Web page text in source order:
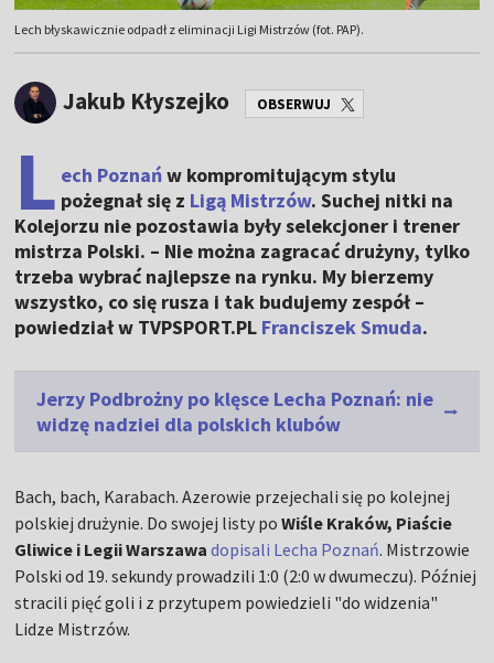
Lech błyskawicznie odpadł z eliminacji Ligi Mistrzów (fot. PAP).
Jakub Kłyszejko OBSERWUJ
L ech Poznańw kompromitującym stylu
pożegnał się z Ligą Mistrzów. Suchej nitki na
Kolejorzu nie pozostawia były selekcjoner i trener
mistrza Polski. – Nie można zagracać drużyny, tylko
trzeba wybrać najlepsze na rynku. My bierzemy
wszystko, co się rusza i tak budujemy zespół –
powiedział w TVPSPORT.PL Franciszek Smuda.
Jerzy Podbrożny po klęsce Lecha Poznań: nie
widzę nadziei dla polskich klubów
Bach, bach, Karabach. Azerowie przejechali się po kolejnej
polskiej drużynie. Do swojej listy poWiśle Kraków, Piaście
Gliwice i Legii Warszawa dopisali Lecha Poznań. Mistrzowie
Polski od 19. sekundy prowadzili 1:0 (2:0 w dwumeczu). Później
stracili pięć goli i z przytupem powiedzieli "do widzenia"
Lidze Mistrzów.